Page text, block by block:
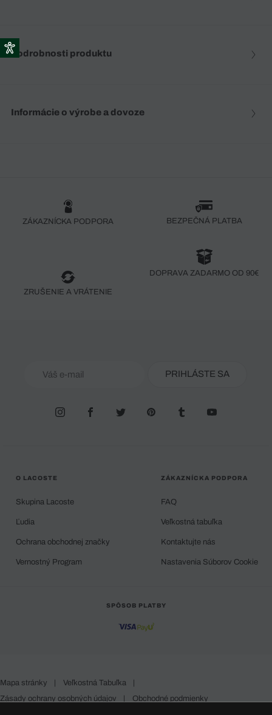
Podrobnosti produktu
Informácie o výrobe a dovoze
ZÁKAZNÍCKA PODPORA BEZPEČNÁ PLATBA
ZRUŠENIE A VRÁTENIE
DOPRAVA ZADARMO OD 90€
PRIHLÁSTE SA
O LACOSTE
Skupina Lacoste
Ľudia
Ochrana obchodnej značky
Vernostný Program
ZÁKAZNÍCKA PODPORA
FAQ
Veľkostná tabuľka
Kontaktujte nás
Nastavenia Súborov Cookie
SPÔSOB PLATBY
Mapa stránky | Veľkostná Tabuľka
|
Zásady ochrany osobných údajov
| Obchodné podmienky